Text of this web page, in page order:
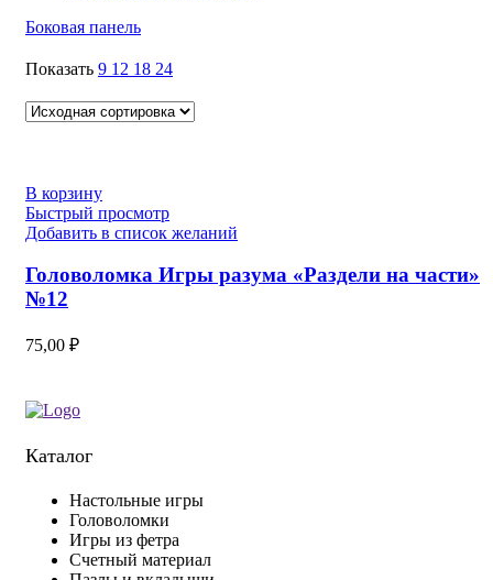
Боковая панель
Показать 9 12 18 24
В корзину
Быстрый просмотр
Добавить в список желаний
Головоломка Игры разума «Раздели на части»
№12
75,00 ₽
Каталог
Настольные игры
Головоломки
Игры из фетра
Счетный материал